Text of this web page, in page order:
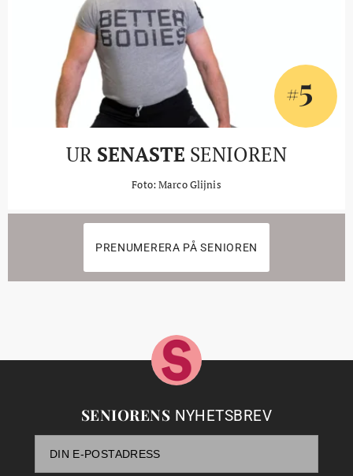
#5
UR SENASTE SENIOREN
Foto: Marco Glijnis
PRENUMERERA PÅ SENIOREN
SENIORENS NYHETSBREV